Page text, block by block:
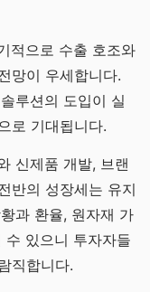
적으로 수출 호조와
망이 우세합니다.
루션의 도입이 실
로 기대됩니다.
신제품 개발, 브랜
반의 성장세는 유지
과 환율, 원자재 가
있으니 투자자들
직합니다.